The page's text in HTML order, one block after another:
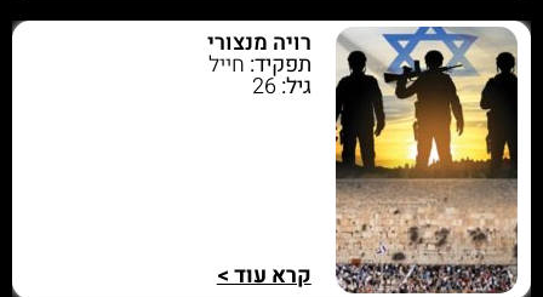
רויה מנצורי
תפקיד: חייל
גיל:26
קרא עוד >